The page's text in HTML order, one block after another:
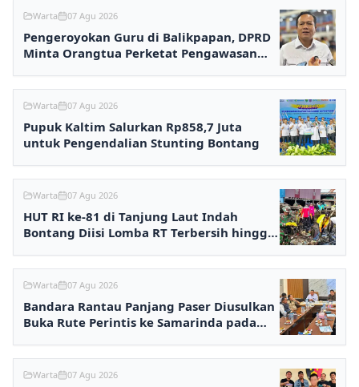
Warta 07 Agu 2026
Pengeroyokan Guru di Balikpapan, DPRD
Minta Orangtua Perketat Pengawasan
Warta 07 Agu 2026
Pupuk Kaltim Salurkan Rp858,7 Juta
untuk Pengendalian Stunting Bontang
Warta 07 Agu 2026
HUT RI ke-81 di Tanjung Laut Indah
Bontang Diisi Lomba RT Terbersih hingga
Warta 07 Agu 2026
Bandara Rantau Panjang Paser Diusulkan
Buka Rute Perintis ke Samarinda pada
Warta 07 Agu 2026